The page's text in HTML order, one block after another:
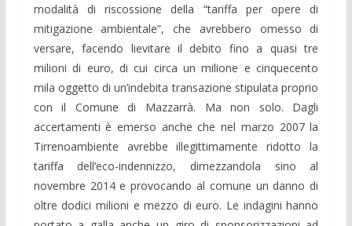
modalità di riscossione della “tariffa per opere di
mitigazione ambientale”, che avrebbero omesso di
versare, facendo lievitare il debito fino a quasi tre
milioni di euro, di cui circa un milione e cinquecento
mila oggetto di un’indebita transazione stipulata proprio
con il Comune di Mazzarrà. Ma non solo. Dagli
accertamenti è emerso anche che nel marzo 2007 la
Tirrenoambiente avrebbe illegittimamente ridotto la
tariffa dell’eco-indennizzo, dimezzandola sino al
novembre 2014 e provocando al comune un danno di
oltre dodici milioni e mezzo di euro. Le indagini hanno